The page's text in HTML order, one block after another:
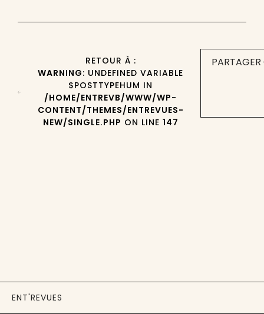
RETOUR À :
WARNING: UNDEFINED VARIABLE
$POSTTYPEHUM IN
/HOME/ENTREVB/WWW/WP-
CONTENT/THEMES/ENTREVUES-
NEW/SINGLE.PHP ON LINE 147
ENT'REVUES